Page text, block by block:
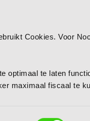
Cookies. Voor
optimaal te laten
maximaal fiscaal te